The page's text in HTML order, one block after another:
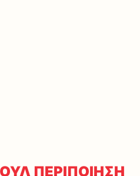
ΠΕΡΙΠΟΙΗΣΗ